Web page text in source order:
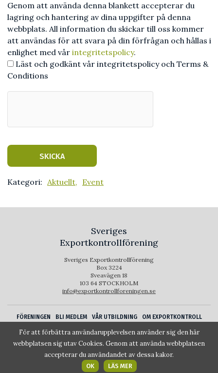
Genom att använda denna blankett accepterar du
lagring och hantering av dina uppgifter på denna
webbplats. All information du skickar till oss kommer
att användas för att svara på din förfrågan och hållas i
enlighet med vår integritetspolicy.
Läst och godkänt vår integritetspolicy och Terms &
Conditions
Kategori: Aktuellt, Event
Sveriges
Exportkontrollförening
Sveriges Exportkontrollförening
Box 3224
Sveavägen 18
103 64 STOCKHOLM
info@exportkontrollforeningen.se
FÖRENINGEN BLI MEDLEM VÅR UTBILDNING
OM EXPORTKONTROLL
FÖR MEDLEMMAR
För att förbättra användarupplevelsen använder sig den här
webbplatsen sig utav Cookies. Genom att använda webbplatsen
accepterar du användandet av dessa kakor.
OK LÄS MER